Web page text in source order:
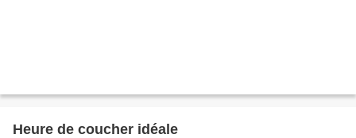
Heure de coucher idéale